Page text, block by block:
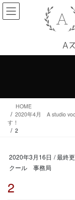
コ
ン
へ
プ
ナ
ビ
ョ
動
HOME
2020年4月 A studio
す！
2
2020年3月16日 / 最終
クール 事務局
2